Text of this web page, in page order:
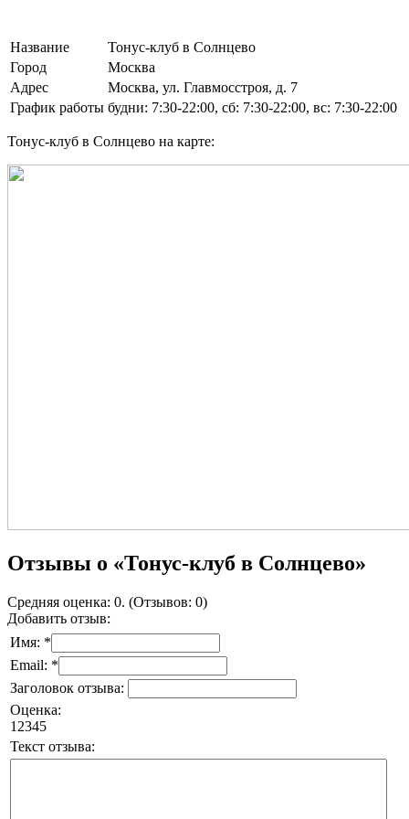
Название
Тонус-клуб в Солнцево
Город
Москва
Адрес
Москва, ул. Главмосстроя, д. 7
График работы будни: 7:30-22:00, сб: 7:30-22:00, вс: 7:30-22:00
Тонус-клуб в Солнцево на карте:
Отзывы о «Тонус-клуб в Солнцево»
Средняя оценка: 0. (Отзывов: 0)
Добавить отзыв:
Имя: *
Email: *
Заголовок отзыва:
Оценка:
1 2345
Текст отзыва: